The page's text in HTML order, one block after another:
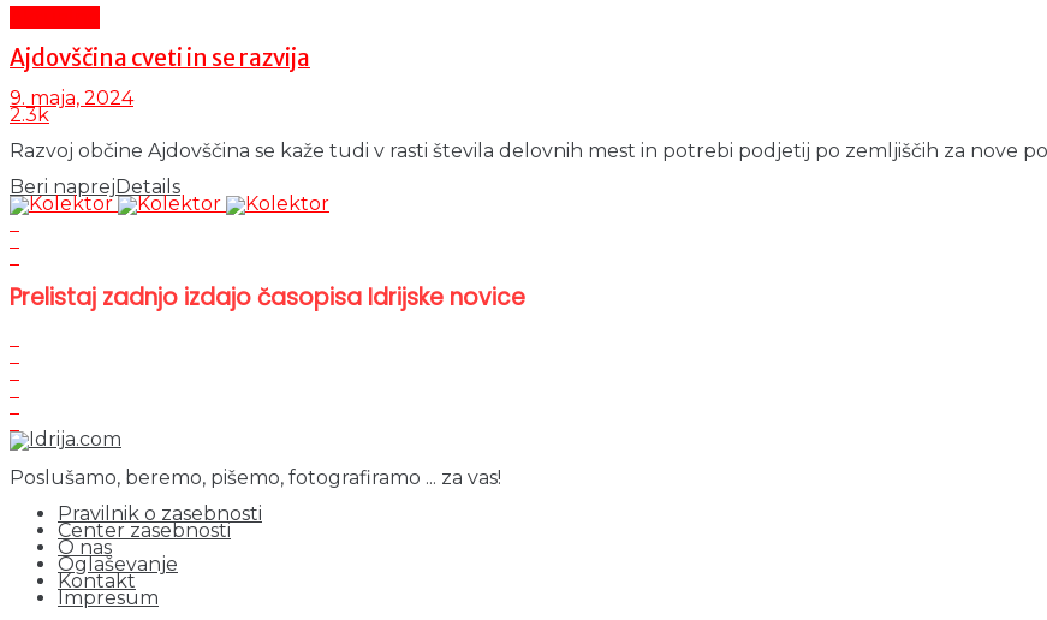
Ajdovščina cveti in se razvija
9. maja, 2024
2.3k
Razvoj občine Ajdovščina se kaže tudi v rasti števila delovnih mest in potrebi podjetij po zemljiščih za nove
Beri naprej Details
Prelistaj zadnjo izdajo časopisa Idrijske novice
Poslušamo, beremo, pišemo, fotografiramo ... za vas!
Pravilnik o zasebnosti
Center zasebnosti
O nas
Oglaševanje
Kontakt
Impresum